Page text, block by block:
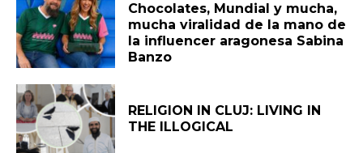
Chocolates, Mundial y mucha,
mucha viralidad de la mano de
la influencer aragonesa Sabina
Banzo
RELIGION IN CLUJ: LIVING IN
THE ILLOGICAL